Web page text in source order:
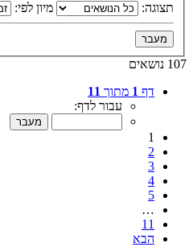
תצוגה:
מיון לפי:
107 נושאים
דף 1 מתוך 11
עבור לדף:
1
2
3
4
5
…
11
הבא